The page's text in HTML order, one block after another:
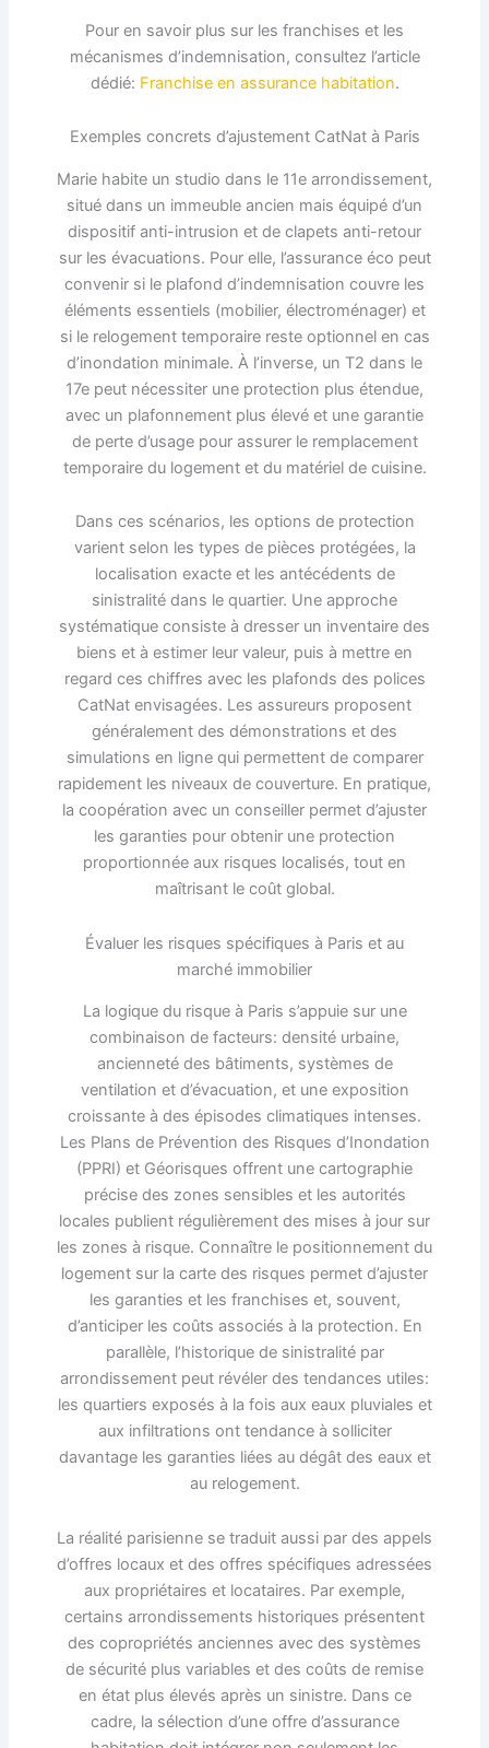
Pour en savoir plus sur les franchises et les
mécanismes d’indemnisation, consultez l’article
dédié: Franchise en assurance habitation.
Exemples concrets d’ajustement CatNat à Paris
Marie habite un studio dans le 11e arrondissement,
situé dans un immeuble ancien mais équipé d’un
dispositif anti-intrusion et de clapets anti-retour
sur les évacuations. Pour elle, l’assurance éco peut
convenir si le plafond d’indemnisation couvre les
éléments essentiels (mobilier, électroménager) et
si le relogement temporaire reste optionnel en cas
d’inondation minimale. À l’inverse, un T2 dans le
17e peut nécessiter une protection plus étendue,
avec un plafonnement plus élevé et une garantie
de perte d’usage pour assurer le remplacement
temporaire du logement et du matériel de cuisine.
Dans ces scénarios, les options de protection
varient selon les types de pièces protégées, la
localisation exacte et les antécédents de
sinistralité dans le quartier. Une approche
systématique consiste à dresser un inventaire des
biens et à estimer leur valeur, puis à mettre en
regard ces chiffres avec les plafonds des polices
CatNat envisagées. Les assureurs proposent
généralement des démonstrations et des
simulations en ligne qui permettent de comparer
rapidement les niveaux de couverture. En pratique,
la coopération avec un conseiller permet d’ajuster
les garanties pour obtenir une protection
proportionnée aux risques localisés, tout en
maîtrisant le coût global.
Évaluer les risques spécifiques à Paris et au
marché immobilier
La logique du risque à Paris s’appuie sur une
combinaison de facteurs: densité urbaine,
ancienneté des bâtiments, systèmes de
ventilation et d’évacuation, et une exposition
croissante à des épisodes climatiques intenses.
Les Plans de Prévention des Risques d’Inondation
(PPRI) et Géorisques offrent une cartographie
précise des zones sensibles et les autorités
locales publient régulièrement des mises à jour sur
les zones à risque. Connaître le positionnement du
logement sur la carte des risques permet d’ajuster
les garanties et les franchises et, souvent,
d’anticiper les coûts associés à la protection. En
parallèle, l’historique de sinistralité par
arrondissement peut révéler des tendances utiles:
les quartiers exposés à la fois aux eaux pluviales et
aux infiltrations ont tendance à solliciter
davantage les garanties liées au dégât des eaux et
au relogement.
La réalité parisienne se traduit aussi par des appels
d’offres locaux et des offres spécifiques adressées
aux propriétaires et locataires. Par exemple,
certains arrondissements historiques présentent
des copropriétés anciennes avec des systèmes
de sécurité plus variables et des coûts de remise
en état plus élevés après un sinistre. Dans ce
cadre, la sélection d’une offre d’assurance